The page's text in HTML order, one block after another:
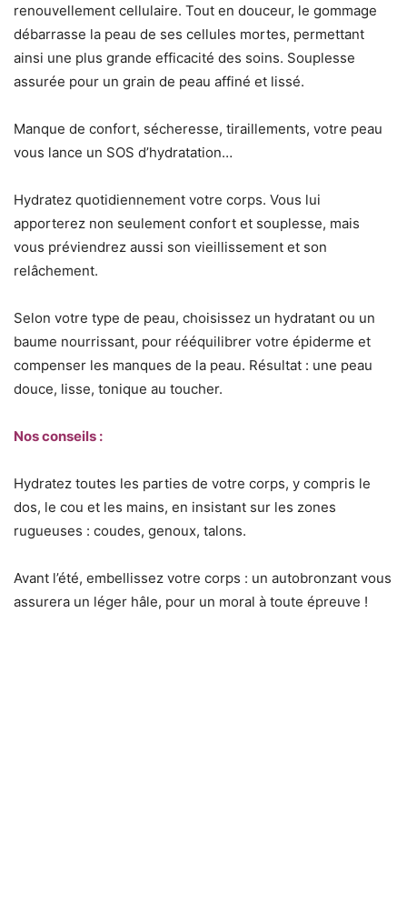
renouvellement cellulaire. Tout en douceur, le gommage
débarrasse la peau de ses cellules mortes, permettant
ainsi une plus grande efficacité des soins. Souplesse
assurée pour un grain de peau affiné et lissé.
Manque de confort, sécheresse, tiraillements, votre peau
vous lance un SOS d’hydratation…
Hydratez quotidiennement votre corps. Vous lui
apporterez non seulement confort et souplesse, mais
vous préviendrez aussi son vieillissement et son
relâchement.
Selon votre type de peau, choisissez un hydratant ou un
baume nourrissant, pour rééquilibrer votre épiderme et
compenser les manques de la peau. Résultat : une peau
douce, lisse, tonique au toucher.
Nos conseils :
Hydratez toutes les parties de votre corps, y compris le
dos, le cou et les mains, en insistant sur les zones
rugueuses : coudes, genoux, talons.
Avant l’été, embellissez votre corps : un autobronzant vous
assurera un léger hâle, pour un moral à toute épreuve !